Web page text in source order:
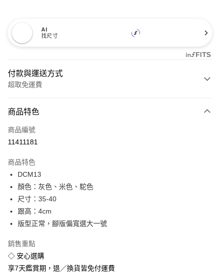
AI
找尺寸
付款與運送方式
超取免運費
信用卡一次付款
超商取貨付款
Apple Pay
街口支付
悠遊付
Google Pay
全盈+PAY
運送方式
商品特色
商品編號
11411181
商品特色
DCM13
顏色：灰色、米色、駝色
尺寸：35-40
跟高：4cm
版型正常，腳版偏寬選大一號
銷售重點
◇ 安心選購
享7天鑑賞期，退／換貨皆免付運費